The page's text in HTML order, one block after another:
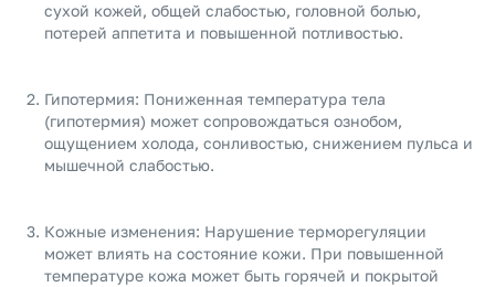
сухой кожей, общей слабостью, головной болью,
потерей аппетита и повышенной потливостью.
Гипотермия: Пониженная температура тела
(гипотермия) может сопровождаться ознобом,
ощущением холода, сонливостью, снижением пульса и
мышечной слабостью.
Кожные изменения: Нарушение терморегуляции
может влиять на состояние кожи. При повышенной
температуре кожа может быть горячей и покрытой